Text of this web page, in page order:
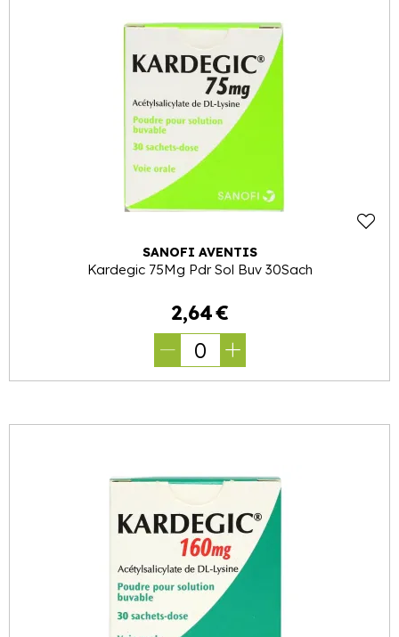
SANOFI AVENTIS
Kardegic 75Mg Pdr Sol Buv 30Sach
2,64€
0